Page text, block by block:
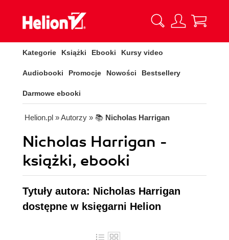
Kategorie Książki Ebooki Kursy video
Audiobooki Promocje Nowości Bestsellery
Darmowe ebooki
Helion.pl » Autorzy » 📚 Nicholas Harrigan
Nicholas Harrigan -
książki, ebooki
Tytuły autora: Nicholas Harrigan
dostępne w księgarni Helion